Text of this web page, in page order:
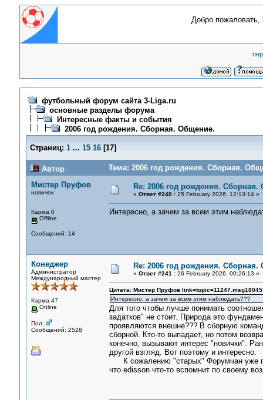
Добро пожаловать,
футбольный форум сайта 3-Liga.ru
основные разделы форума
Интересные факты и события
2006 год рождения. Сборная. Общение.
Страниц: 1 ... 15 16[17]
Автор
Тема: 2006 год рождения. Сборная.
Мистер Пруфов
новичок
Карма 0
Offline
Сообщений: 14
Re: 2006 год рождения.
« Ответ #240 :25 February 2026, 12:13:14 »
Интересно, а зачем за всем этим
Конеджер
Администратор
Международный мастер
Карма 47
Online
Пол:
Сообщений: 2528
Re: 2006 год рождения.
« Ответ #241 :26 February 2026, 00:26:13 »
Цитата: Мистер Пруфов
Интересно, а зачем за всем этим наблюдать???
Для того чтобы лучше понимать
задатков" не стоит. Природа это
проявляются внешне??? В сборную
сборной. Кто-то выпадает, но потом
конечно, вызывают интерес "новички".
другой взгляд. Вот поэтому и интересно.
К сожалению "старых" Форумчан уже
что edisson что-то вспомнит по своему